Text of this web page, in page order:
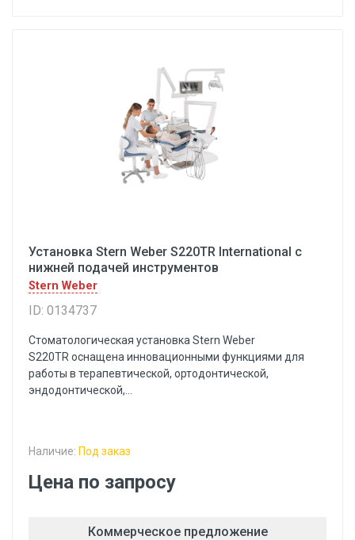
Установка Stern Weber S220TR International с
нижней подачей инструментов
Stern Weber
ID: 0134737
Cтоматологическая установка Stern Weber
S220TR оснащена инновационными функциями для
работы в терапевтической, ортодонтической,
эндодонтической,...
Наличие: Под заказ
Цена по запросу
Коммерческое предложение